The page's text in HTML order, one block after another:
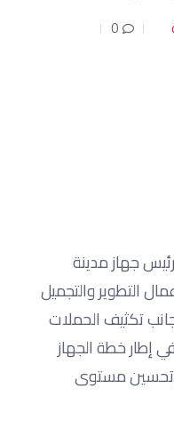
0
جهاز مدينة
التطوير والتجميل
تكثيف الحملات
إطار خطة الجهاز
وتحسين مستوى